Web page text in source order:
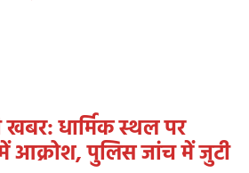
खबर: धार्मिक स्थल पर
आक्रोश, पुलिस जांच में जुटी